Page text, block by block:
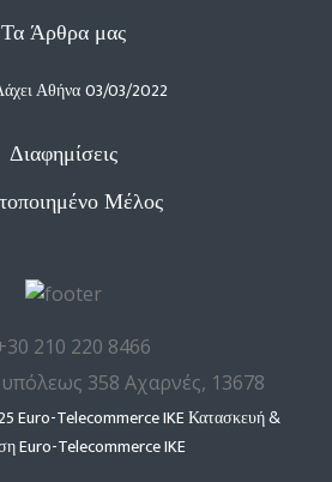
Τα Άρθρα μας
Αθήνα03/03/2022
Διαφημίσεις
Μέλος
210 220 8466
358 Αχαρνές, 13678
Euro-Telecommerce IKE Κατασκευή &
Euro-Telecommerce IKE